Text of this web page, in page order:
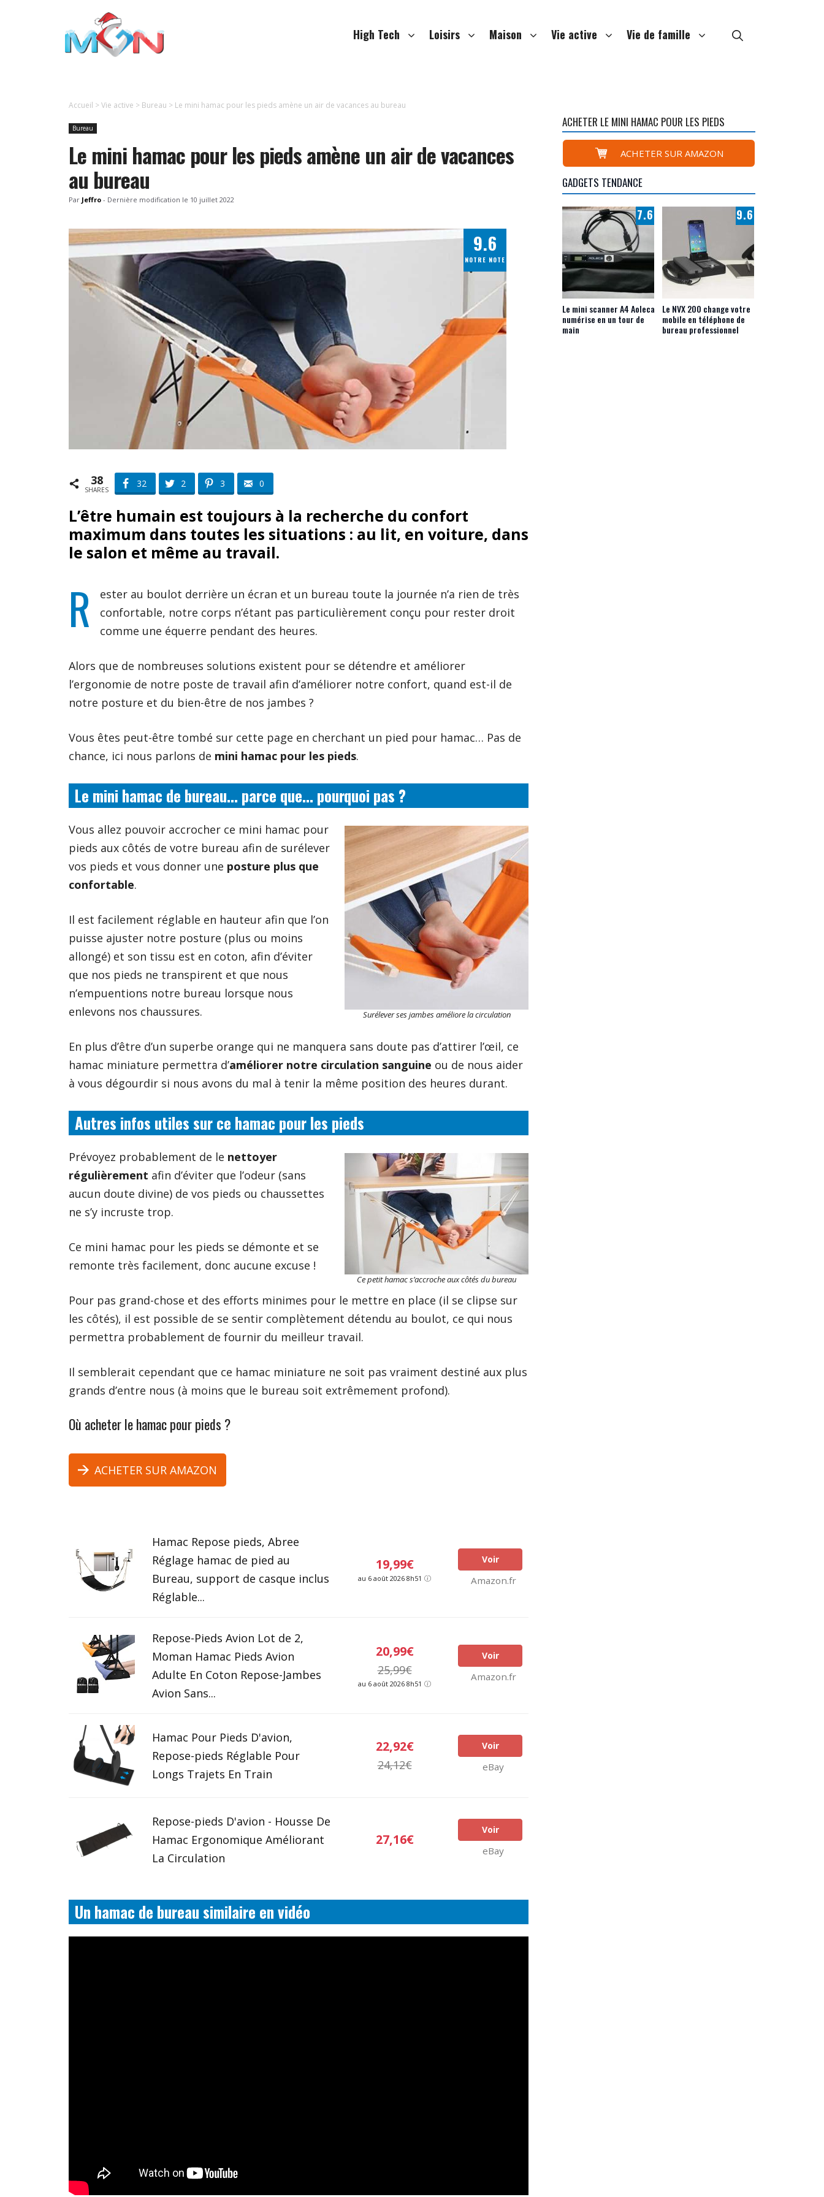
High Tech Loisirs Maison Vie active Vie de famille
Accueil >Vie active > Bureau > Le mini hamac pour les pieds amène un air de vacances au bureau
Bureau
Le mini hamac pour les pieds amène un air de vacances
au bureau
Par Jeffro - Dernière modification le 10 juillet 2022
9.6
NOTRE NOTE
38
SHARES
32 2 3 0
L’être humain est toujours à la recherche du confort
maximum dans toutes les situations : au lit, en voiture, dans
le salon et même au travail.
R
ester au boulot derrière un écran et un bureau toute la journée n’a rien de très
confortable, notre corps n’étant pas particulièrement conçu pour rester droit
comme une équerre pendant des heures.
Alors que de nombreuses solutions existent pour se détendre et améliorer
l’ergonomie de notre poste de travail afin d’améliorer notre confort, quand est-il de
notre posture et du bien-être de nos jambes ?
Vous êtes peut-être tombé sur cette page en cherchant un pied pour hamac… Pas de
chance, ici nous parlons de mini hamac pour les pieds.
Le mini hamac de bureau… parce que… pourquoi pas ?
Surélever ses jambes améliore la circulation
Vous allez pouvoir accrocher ce mini hamac pour
pieds aux côtés de votre bureau afin de surélever
vos pieds et vous donner une posture plus que
confortable.
Il est facilement réglable en hauteur afin que l’on
puisse ajuster notre posture (plus ou moins
allongé) et son tissu est en coton, afin d’éviter
que nos pieds ne transpirent et que nous
n’empuentions notre bureau lorsque nous
enlevons nos chaussures.
En plus d’être d’un superbe orange qui ne manquera sans doute pas d’attirer l’œil, ce
hamac miniature permettra d’améliorer notre circulation sanguine ou de nous aider
à vous dégourdir si nous avons du mal à tenir la même position des heures durant.
Autres infos utiles sur ce hamac pour les pieds
Ce petit hamac s’accroche aux côtés du bureau
Prévoyez probablement de le nettoyer
régulièrement afin d’éviter que l’odeur (sans
aucun doute divine) de vos pieds ou chaussettes
ne s’y incruste trop.
Ce mini hamac pour les pieds se démonte et se
remonte très facilement, donc aucune excuse !
Pour pas grand-chose et des efforts minimes pour le mettre en place (il se clipse sur
les côtés), il est possible de se sentir complètement détendu au boulot, ce qui nous
permettra probablement de fournir du meilleur travail.
Il semblerait cependant que ce hamac miniature ne soit pas vraiment destiné aux plus
grands d’entre nous (à moins que le bureau soit extrêmement profond).
Où acheter le hamac pour pieds ?
ACHETER SUR AMAZON
Hamac Repose pieds, Abree
Réglage hamac de pied au
Bureau, support de casque inclus
Réglable...
19,99€
au 6 août 2026 8h51
Voir
Amazon.fr
Repose-Pieds Avion Lot de 2,
Moman Hamac Pieds Avion
Adulte En Coton Repose-Jambes
Avion Sans...
20,99€
25,99€
au 6 août 2026 8h51
Voir
Amazon.fr
Hamac Pour Pieds D'avion,
Repose-pieds Réglable Pour
Longs Trajets En Train
22,92€
24,12€
Voir
eBay
Repose-pieds D'avion - Housse De
Hamac Ergonomique Améliorant
La Circulation
27,16€
Voir
eBay
Un hamac de bureau similaire en vidéo
ACHETER LE MINI HAMAC POUR LES PIEDS
ACHETER SUR AMAZON
GADGETS TENDANCE
7.6
Le mini scanner A4 Aoleca
numérise en un tour de
main
9.6
Le NVX 200 change votre
mobile en téléphone de
bureau professionnel